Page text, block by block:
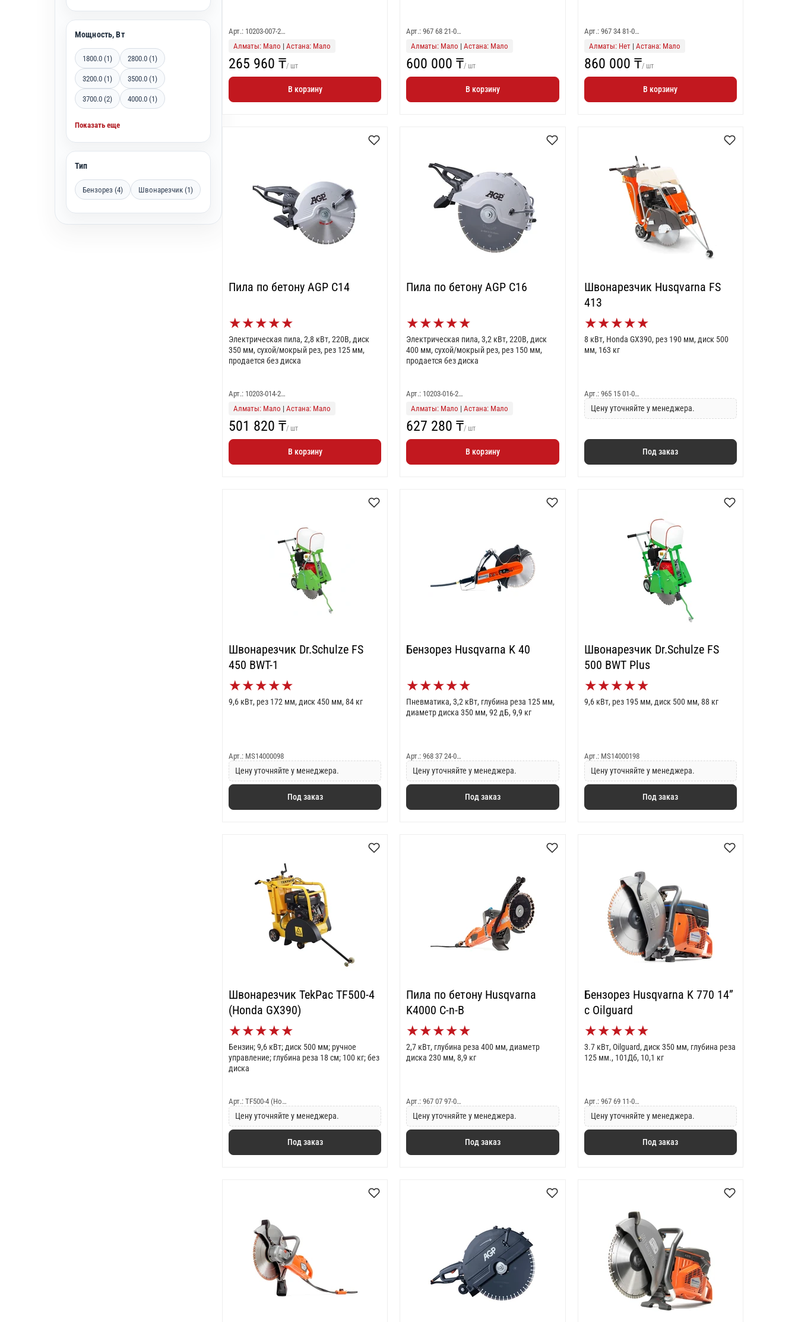
Мощность, Вт
1800.0 (1) 2800.0 (1)
3200.0 (1) 3500.0 (1)
3700.0 (2) 4000.0 (1)
Показать еще
Тип
Бензорез (4) Швонарезчик (1)
Арт.: 10203-007-2…
Алматы: Мало | Астана: Мало
265 960 ₸/ шт
В корзину
Арт.: 967 68 21-0…
Алматы: Мало |Астана: Мало
600 000 ₸/ шт
В корзину
Арт.: 967 34 81-0…
Алматы: Нет| Астана: Мало
860 000 ₸/ шт
В корзину
Пила по бетону AGP C14
★★★★★
Электрическая пила, 2,8 кВт, 220В, диск
350 мм, сухой/мокрый рез, рез 125 мм,
продается без диска
Арт.: 10203-014-2…
Алматы: Мало | Астана: Мало
501 820 ₸/ шт
В корзину
Пила по бетону AGP C16
★★★★★
Электрическая пила, 3,2 кВт, 220В, диск
400 мм, сухой/мокрый рез, рез 150 мм,
продается без диска
Арт.: 10203-016-2…
Алматы: Мало |Астана: Мало
627 280 ₸/ шт
В корзину
Швонарезчик Husqvarna FS
413
★★★★★
8 кВт, Honda GX390, рез 190 мм, диск 500
мм, 163 кг
Арт.: 965 15 01-0…
Цену уточняйте у менеджера.
Под заказ
Швонарезчик Dr.Schulze FS
450 BWT-1
★★★★★
9,6 кВт, рез 172 мм, диск 450 мм, 84 кг
Арт.: MS14000098
Цену уточняйте у менеджера.
Под заказ
Бензорез Husqvarna K 40
★★★★★
Пневматика, 3,2 кВт, глубина реза 125 мм,
диаметр диска 350 мм, 92 дБ, 9,9 кг
Арт.: 968 37 24-0…
Цену уточняйте у менеджера.
Под заказ
Швонарезчик Dr.Schulze FS
500 BWT Plus
★★★★★
9,6 кВт, рез 195 мм, диск 500 мм, 88 кг
Арт.: MS14000198
Цену уточняйте у менеджера.
Под заказ
Швонарезчик TekPac TF500-4
(Honda GX390)
★★★★★
Бензин; 9,6 кВт; диск 500 мм; ручное
управление; глубина реза 18 см; 100 кг; без
диска
Арт.: TF500-4 (Ho…
Цену уточняйте у менеджера.
Под заказ
Пила по бетону Husqvarna
K4000 C-n-B
★★★★★
2,7 кВт, глубина реза 400 мм, диаметр
диска 230 мм, 8,9 кг
Арт.: 967 07 97-0…
Цену уточняйте у менеджера.
Под заказ
Бензорез Husqvarna K 770 14”
с Oilguard
★★★★★
3.7 кВт, Oilguard, диск 350 мм, глубина реза
125 мм., 101Дб, 10,1 кг
Арт.: 967 69 11-0…
Цену уточняйте у менеджера.
Под заказ